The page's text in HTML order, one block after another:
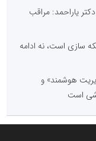
یاراحمد: مراقب
سازی است، نه ادامه
هوشمند» و
است